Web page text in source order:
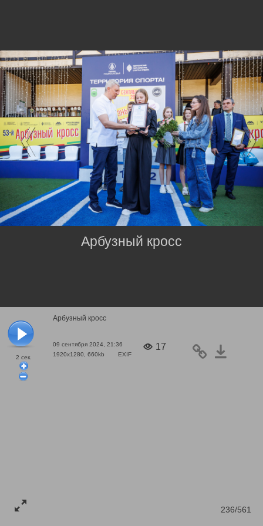
2 сек.
Арбузный кросс
09 сентября 2024, 21:36
1920x1280, 660kb
EXIF
17
236/561
Арбузный кросс